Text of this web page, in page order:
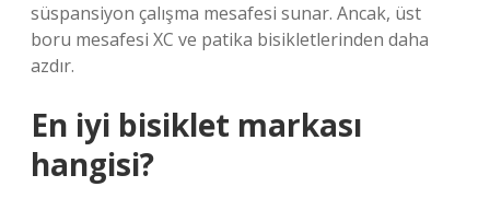
süspansiyon çalışma mesafesi sunar. Ancak, üst
boru mesafesi XC ve patika bisikletlerinden daha
azdır.
En iyi bisiklet markası
hangisi?